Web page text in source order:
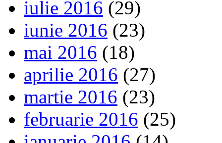
iulie 2016 (29)
iunie 2016 (23)
mai 2016 (18)
aprilie 2016 (27)
martie 2016 (23)
februarie 2016 (25)